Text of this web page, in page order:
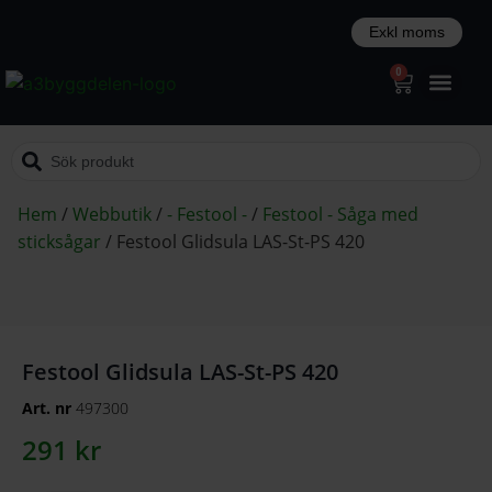
0
Hem /Webbutik/ - Festool -/ Festool - Såga med
sticksågar / Festool Glidsula LAS-St-PS 420
Festool Glidsula LAS-St-PS 420
Art. nr 497300
291 kr